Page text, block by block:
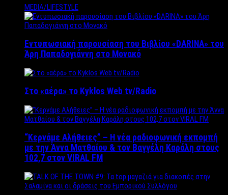
MEDIA/LIFESTYLE
Εντυπωσιακή παρουσίαση του Βιβλίου «DARINA» του
Άρη Παπαδογιάννη στο Μονακό
Στο «αέρα» το Kyklos Web tv/Radio
“Kερνάμε Αλήθειες” – Η νέα ραδιοφωνική εκπομπή
με την Άννα Ματθαίου & τον Βαγγέλη Καράλη στους
102,7 στον VIRAL FM